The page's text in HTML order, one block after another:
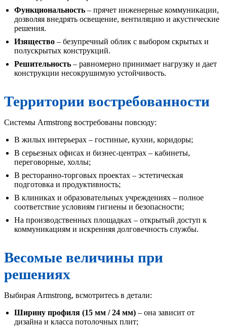
Функциональность – прячет инженерные коммуникации,
дозволяя внедрять освещение, вентиляцию и акустические
решения.
Изящество – безупречный облик с выбором скрытых и
полускрытых конструкций.
Решительность – равномерно принимает нагрузку и дает
конструкции несокрушимую устойчивость.
Территории востребованности
Системы Armstrong востребованы повсюду:
В жилых интерьерах – гостиные, кухни, коридоры;
В серьезных офисах и бизнес-центрах – кабинеты,
переговорные, холлы;
В ресторанно-торговых проектах – эстетическая
подготовка и продуктивность;
В клиниках и образовательных учреждениях – полное
соответствие условиям гигиены и безопасности;
На производственных площадках – открытый доступ к
коммуникациям и искренняя долговечность службы.
Весомые величины при
решениях
Выбирая Armstrong, всмотритесь в детали:
Ширину профиля (15 мм / 24 мм) – она зависит от
дизайна и класса потолочных плит;